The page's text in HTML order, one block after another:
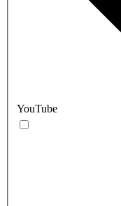
YouTube